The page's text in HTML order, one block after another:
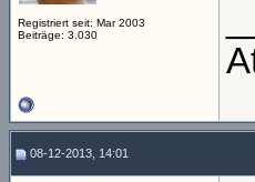
Registriert seit: Mar 2003
Beiträge: 3.030
08-12-2013, 14:01